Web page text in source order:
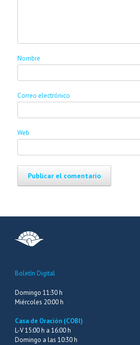
Nombre
Correo electrónico
Web
Boletín Digital
Domingo 11:30 h
Miércoles 20:00 h
Casa de Oración (COBI)
L-V 15:00 h a 16:00 h
Domingo a las 10:30 h